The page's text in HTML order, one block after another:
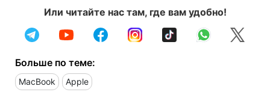
Или читайте нас там, где вам удобно!
Больше по теме:
MacBook Apple